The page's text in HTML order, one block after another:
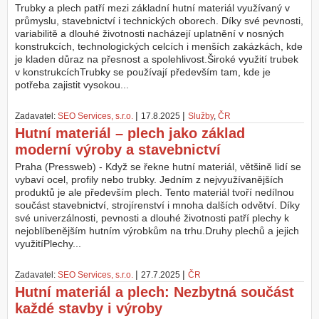
Trubky a plech patří mezi základní hutní materiál využívaný v
průmyslu, stavebnictví i technických oborech. Díky své pevnosti,
variabilitě a dlouhé životnosti nacházejí uplatnění v nosných
konstrukcích, technologických celcích i menších zakázkách, kde
je kladen důraz na přesnost a spolehlivost.Široké využití trubek
v konstrukcíchTrubky se používají především tam, kde je
potřeba zajistit vysokou...
Zadavatel: SEO Services, s.r.o. | 17.8.2025 | Služby, ČR
Hutní materiál – plech jako základ
moderní výroby a stavebnictví
Praha (Pressweb) - Když se řekne hutní materiál, většině lidí se
vybaví ocel, profily nebo trubky. Jedním z nejvyužívanějších
produktů je ale především plech. Tento materiál tvoří nedílnou
součást stavebnictví, strojírenství i mnoha dalších odvětví. Díky
své univerzálnosti, pevnosti a dlouhé životnosti patří plechy k
nejoblíbenějším hutním výrobkům na trhu.Druhy plechů a jejich
využitíPlechy...
Zadavatel: SEO Services, s.r.o. | 27.7.2025 | ČR
Hutní materiál a plech: Nezbytná součást
každé stavby i výroby